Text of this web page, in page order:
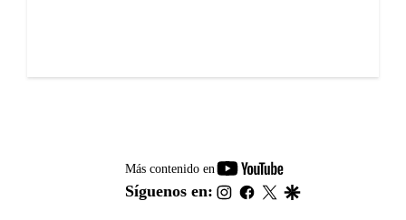
Más contenido en
youtube-
footer
Síguenos en: instagram
facebook
twitter